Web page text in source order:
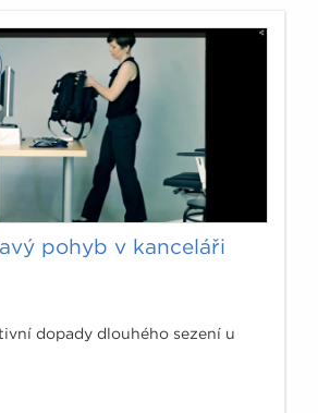
pohyb v kanceláři
dopady dlouhého sezení u